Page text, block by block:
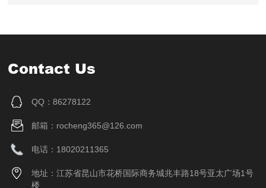
Contact Us
QQ：86278122
邮箱：rocheng365@126.com
电话：18020211365
地址：江苏省昆山市花桥国际商务城兆丰路18号亚太广场1号
楼